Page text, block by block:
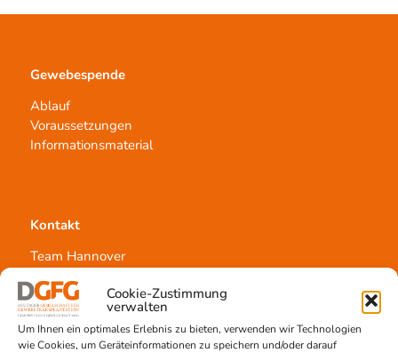
Cookie-Zustimmung
verwalten
Um Ihnen ein optimales Erlebnis zu bieten, verwenden wir Technologien
wie Cookies, um Geräteinformationen zu speichern und/oder darauf
Gewebespende
Ablauf
Voraussetzungen
Informationsmaterial
Kontakt
Team Hannover
Vermittlungsstelle